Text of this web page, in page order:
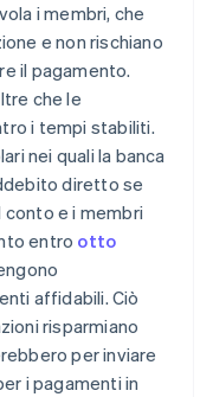
i membri, che
e non rischiano
il pagamento.
che le
i tempi stabiliti.
nei quali la banca
diretto se
e i membri
entro otto
affidabili. Ciò
risparmiano
per inviare
i pagamenti in